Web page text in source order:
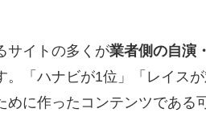
サイトの多くが業者側の自演
「ハナビが1位」「レイス
に作ったコンテンツである